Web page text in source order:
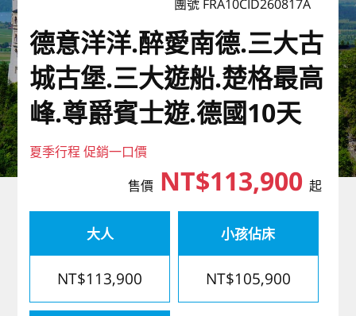
韓國
東南亞
美加紐澳
歐洲
團號 FRA10CID260817A
德意洋洋.醉愛南德.三大古
城古堡.三大遊船.楚格最高
峰.尊爵賓士遊.德國10天
夏季行程 促銷一口價
售價NT$113,900 起
大人
NT$113,900
小孩佔床
NT$105,900